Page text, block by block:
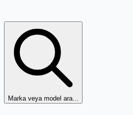
Marka veya model ara...